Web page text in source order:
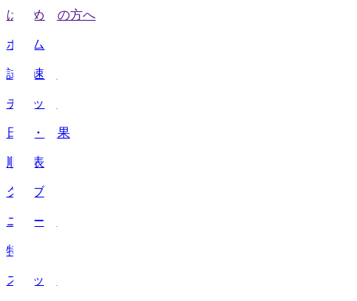
はじめての方へ
ホーム
試合速報
チケット
日程・結果
順位表
クラブ
ニュース
特集
スタッツ